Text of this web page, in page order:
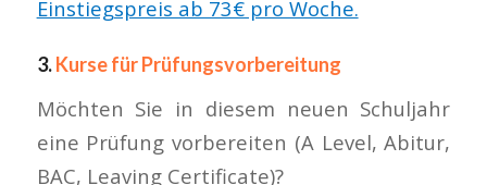
Einstiegspreis ab 73€ pro Woche.
3.Kurse für Prüfungsvorbereitung
Möchten Sie in diesem neuen Schuljahr
eine Prüfung vorbereiten (A Level, Abitur,
BAC, Leaving Certificate)?